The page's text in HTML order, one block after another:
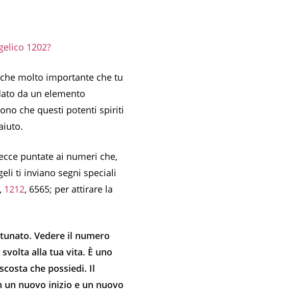
1202?
molto importante che tu
da un elemento
che questi potenti spiriti
puntate ai numeri che,
ti inviano segni speciali
1212, 6565; per attirare la
Vedere il numero
alla tua vita. È uno
che possiedi. Il
un nuovo inizio e un nuovo